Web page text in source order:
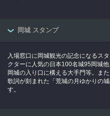
岡城 スタンプ
入場窓口に岡城観光の記念になるス
クターに人気の日本100名城95岡城
岡城の入り口に構える大手門等。ま
歌詞が刻まれた「荒城の月ゆかりの
す。